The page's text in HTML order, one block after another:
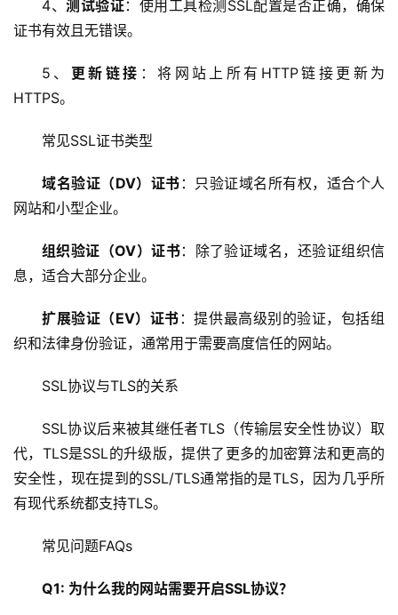
教
N
运
安
全
4、 测试验证：使用工具检测SSL配置是否正确，确保
证书有效且无错误。
5、 更新链接 ：将网站上所有HTTP链接更新为
HTTPS。
常见SSL证书类型
域名验证（DV）证书 ：只验证域名所有权，适合个人
网站和小型企业。
组织验证（OV）证书：除了验证域名，还验证组织信
息，适合大部分企业。
扩展验证（EV）证书 ：提供最高级别的验证，包括组
织和法律身份验证，通常用于需要高度信任的网站。
SSL协议与TLS的关系
SSL协议后来被其继任者TLS（传输层安全性协议）取
代，TLS是SSL的升级版，提供了更多的加密算法和更高的
安全性，现在提到的SSL/TLS通常指的是TLS，因为几乎所
有现代系统都支持TLS。
常见问题FAQs
Q1: 为什么我的网站需要开启SSL协议？